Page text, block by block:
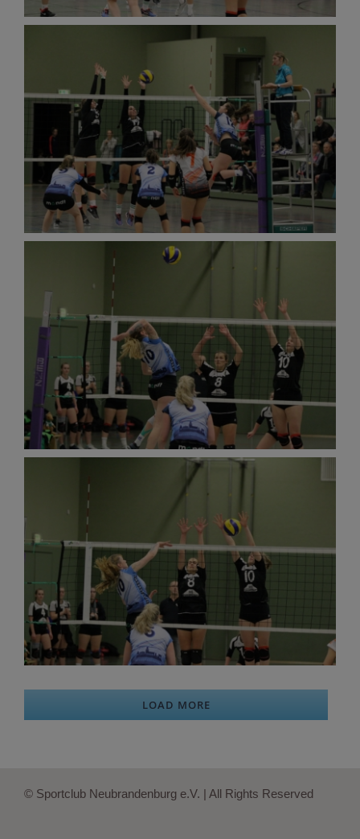
LOAD MORE
© Sportclub Neubrandenburg e.V. | All Rights Reserved